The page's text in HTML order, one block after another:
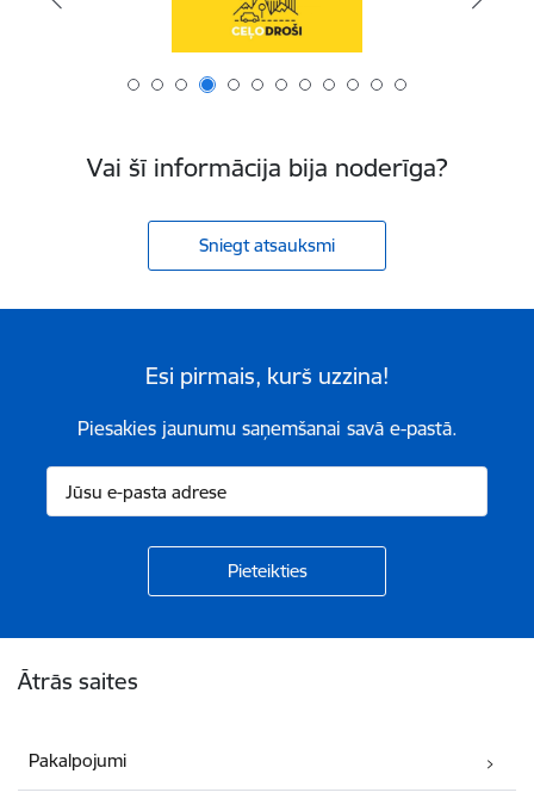
Vai šī informācija bija noderīga?
Sniegt atsauksmi
Esi pirmais, kurš uzzina!
Piesakies jaunumu saņemšanai savā e-pastā.
Ātrās saites
Pakalpojumi